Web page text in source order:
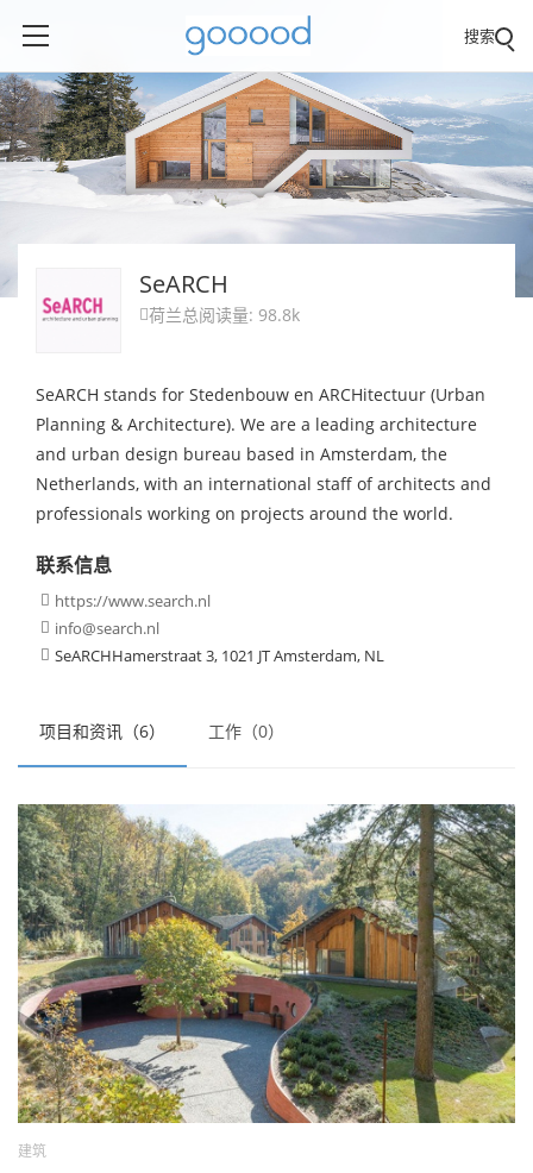
搜索
项目和资讯（6） 工作（0）
建筑
SeARCH
荷兰总阅读量: 98.8k
SeARCH stands for Stedenbouw en ARCHitectuur (Urban
Planning & Architecture). We are a leading architecture
and urban design bureau based in Amsterdam, the
Netherlands, with an international staff of architects and
professionals working on projects around the world.
联系信息
 https://www.search.nl
 info@search.nl
 SeARCHHamerstraat 3, 1021 JT Amsterdam, NL